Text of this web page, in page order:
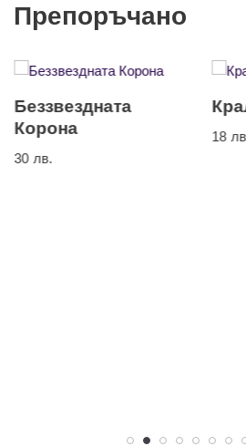
Препоръчано
Беззвездната
Корона
30 лв.
18